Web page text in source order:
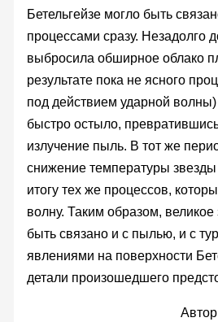
Бетельгейзе могло быть
процессами сразу. Незадолго
выбросила обширное облако
результате пока не ясного
под действием ударной волны)
быстро остыло,
излучение пыль. В тот же
снижение температуры
итогу тех же процессов,
волну. Таким образом, великое
быть связано и с пылью, и с
явлениями на поверхности
детали произошедшего